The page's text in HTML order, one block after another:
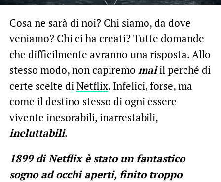
Cosa ne sarà di noi? Chi siamo, da dove
veniamo? Chi ci ha creati? Tutte domande
che difficilmente avranno una risposta. Allo
stesso modo, non capiremo maiil perché di
certe scelte diNetflix. Infelici, forse, ma
come il destino stesso di ogni essere
vivente inesorabili, inarrestabili,
ineluttabili.
1899di Netflix è stato un fantastico
sogno ad occhi aperti, finito troppo